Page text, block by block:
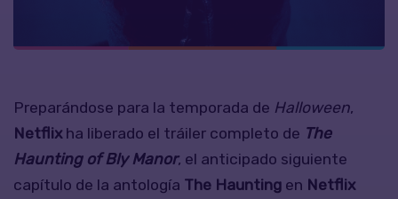
Preparándose para la temporada de Halloween,
Netflixha liberado el tráiler completo de The
Haunting of Bly Manor, el anticipado siguiente
capítulo de la antología The Haunting en Netflix